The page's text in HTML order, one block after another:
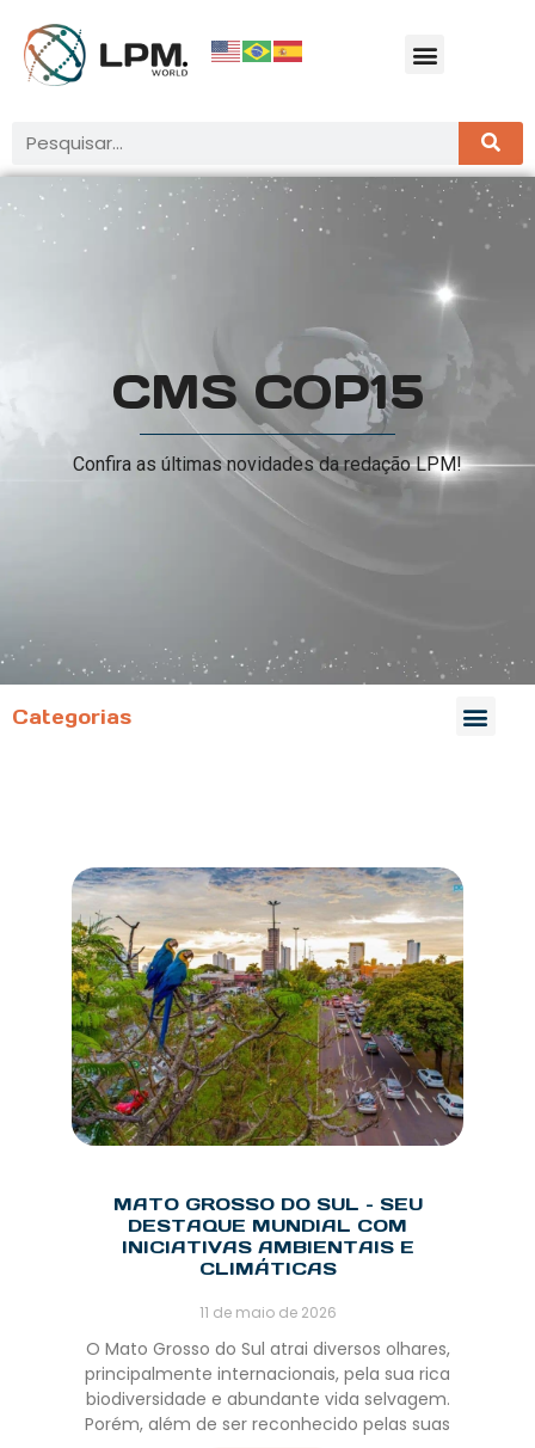
CMS COP15
Confira as últimas novidades da redação LPM!
Categorias
MATO GROSSO DO SUL – SEU
DESTAQUE MUNDIAL COM
INICIATIVAS AMBIENTAIS E
CLIMÁTICAS
11 de maio de 2026
O Mato Grosso do Sul atrai diversos olhares,
principalmente internacionais, pela sua rica
biodiversidade e abundante vida selvagem.
Porém, além de ser reconhecido pelas suas